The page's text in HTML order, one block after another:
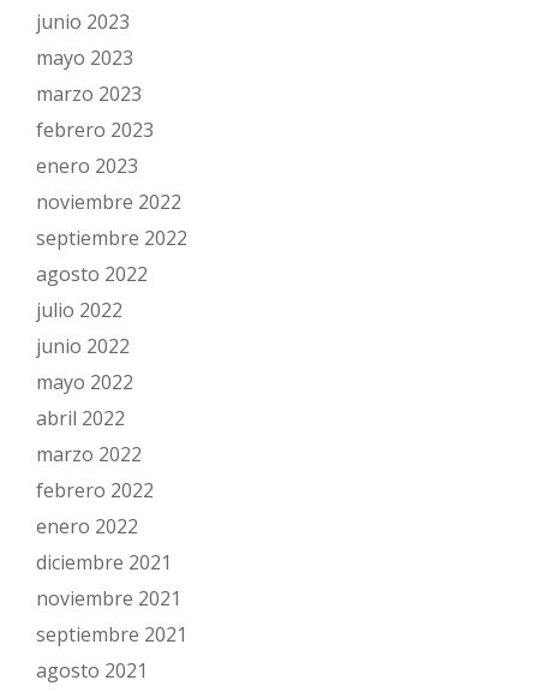
junio 2023
mayo 2023
marzo 2023
febrero 2023
enero 2023
noviembre 2022
septiembre 2022
agosto 2022
julio 2022
junio 2022
mayo 2022
abril 2022
marzo 2022
febrero 2022
enero 2022
diciembre 2021
noviembre 2021
septiembre 2021
agosto 2021